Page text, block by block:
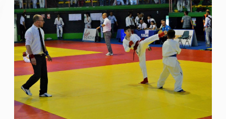
News
Gare e Risultati
Attività Didattica
Albi Federali
Karate
La disciplina
News
Gare e Risultati
Attività Didattica
Albi Federali
Arti marziali